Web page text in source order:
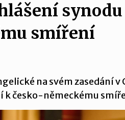
synodu
smíření
na svém zasedání v
k česko-německému